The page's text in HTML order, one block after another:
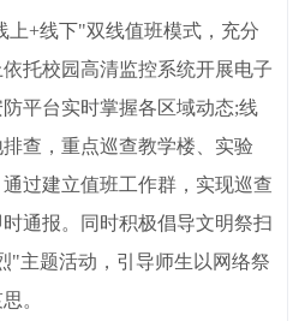
上+线下"双线值班模式，充分
托校园高清监控系统开展电子
平台实时掌握各区域动态;线
查，重点巡查教学楼、实验
过建立值班工作群，实现巡查
通报。同时积极倡导文明祭扫
"主题活动，引导师生以网络祭
。